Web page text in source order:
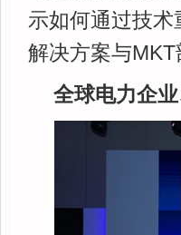
示如何通过技
解决方案与
全球电力企